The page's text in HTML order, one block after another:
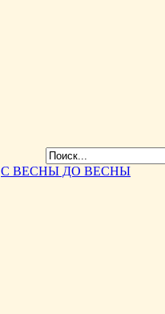
С ВЕСНЫ ДО ВЕСНЫ